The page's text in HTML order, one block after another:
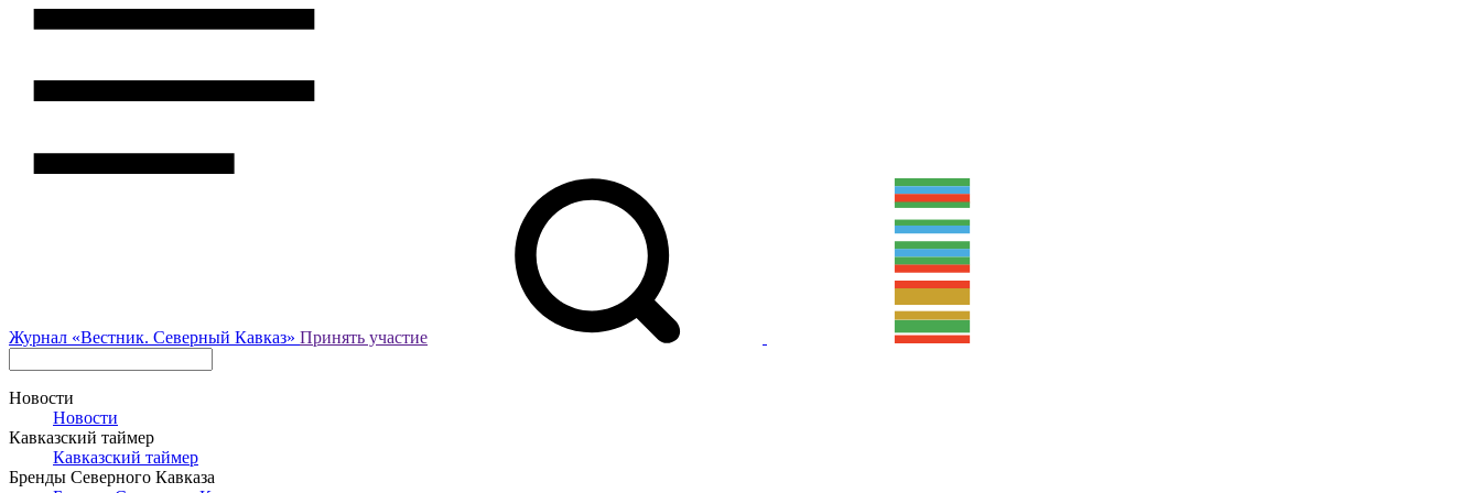
Журнал «Вестник. Северный Кавказ» Принять участие
Новости
Новости
Кавказский таймер
Кавказский таймер
Бренды Северного Кавказа